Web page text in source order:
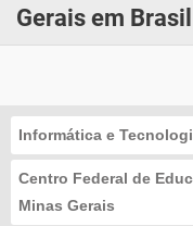
Gerais em Brasil
Informática e
Centro Federal de
Minas Gerais